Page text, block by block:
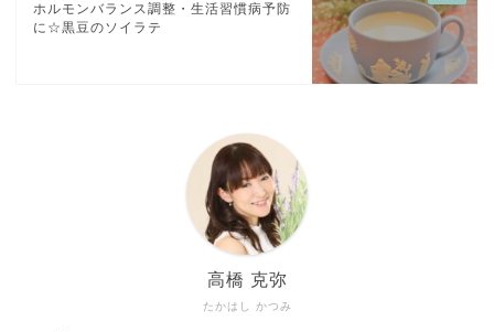
ホルモンバランス調整・生活習慣病予防
に☆黒豆のソイラテ
たかはし かつみ
高橋 克弥